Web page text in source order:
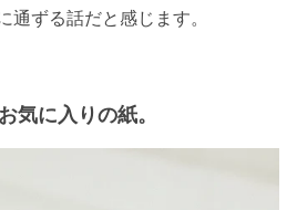
通ずる話だと感じます。
気に入りの紙。